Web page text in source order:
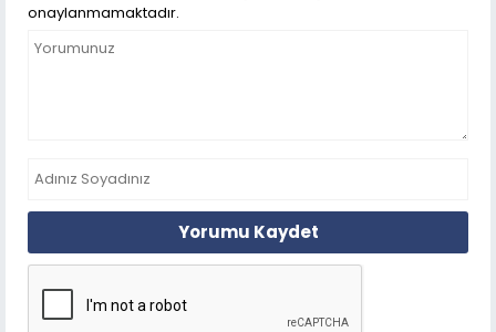
onaylanmamaktadır.
Yorumu Kaydet